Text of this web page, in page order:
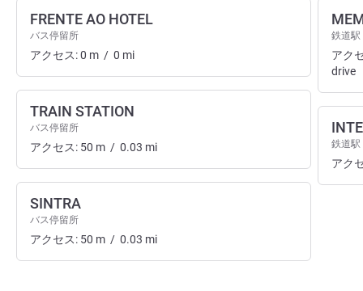
FRENTE AO HOTEL
バス停留所
アクセス:0 m / 0 mi
TRAIN STATION
バス停留所
アクセス: 50 m / 0.03 mi
SINTRA
バス停留所
アクセス: 50 m / 0.03 mi
鉄道駅
アク
drive
鉄道駅
アク